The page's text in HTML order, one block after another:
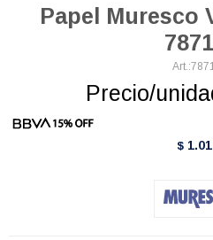
Papel Muresco
Precio/
$